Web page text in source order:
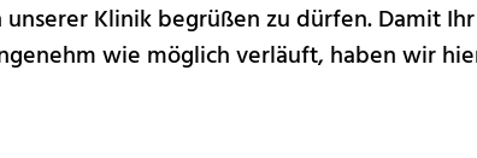
Klinik begrüßen zu dürfen. Damit
wie möglich verläuft, haben wir